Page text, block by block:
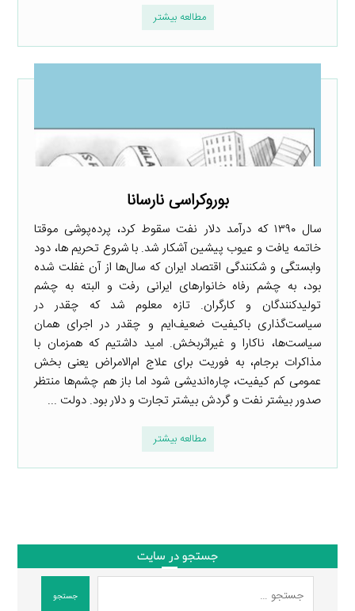
مطالعه بیشتر
بوروکراسی نارسانا
سال ۱۳۹۰ که درآمد دلار نفت سقوط کرد، پرده‌پوشی موقتا
خاتمه یافت و عیوب پیشین آشکار شد. با شروع تحریم ها، دود
وابستگی و شکنندگی اقتصاد ایران که سال‌ها از آن غفلت شده
بود، به چشم رفاه خانوارهای ایرانی رفت و البته به چشم
تولیدکنندگان و کارگران. تازه معلوم شد که چقدر در
سیاست‌گذاری باکیفیت ضعیف‌ایم و چقدر در اجرای همان
سیاست‌ها، ناکارا و غیراثربخش. امید داشتیم که همزمان با
مذاکرات برجام، به فوریت برای علاج ‌ام‌الامراض یعنی بخش
عمومی کم کیفیت، چاره‌اندیشی شود اما باز هم چشم‌ها منتظر
صدور بیشتر نفت و گردش بیشتر تجارت و دلار بود. دولت ...
مطالعه بیشتر
جستجو در سایت
جستجو